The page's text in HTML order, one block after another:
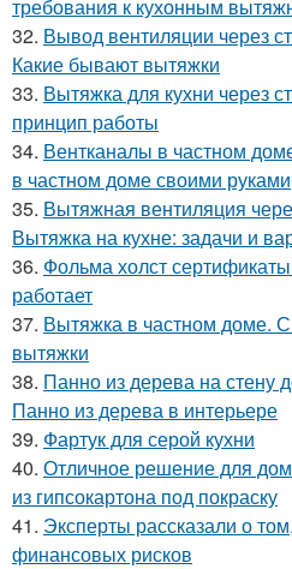
требования к кухонным
32. Вывод вентиляции через
Какие бывают вытяжки
33. Вытяжка для кухни через
принцип работы
34. Вентканалы в частном
в частном доме своими руками
35. Вытяжная вентиляция
Вытяжка на кухне: задачи и
36. Фольма холст сертификаты
работает
37. Вытяжка в частном доме.
вытяжки
38. Панно из дерева на стену
Панно из дерева в интерьере
39. Фартук для серой кухни
40. Отличное решение для
из гипсокартона под покраску
41. Эксперты рассказали о
финансовых рисков